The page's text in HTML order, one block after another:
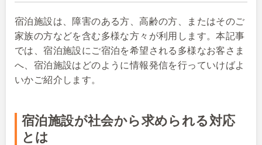
宿泊施設は、障害のある方、高齢の方、またはそのご
家族の方などを含む多様な方々が利用します。本記事
では、宿泊施設にご宿泊を希望される多様なお客さま
へ、宿泊施設はどのように情報発信を行っていけばよ
いかご紹介します。
宿泊施設が社会から求められる対応
とは